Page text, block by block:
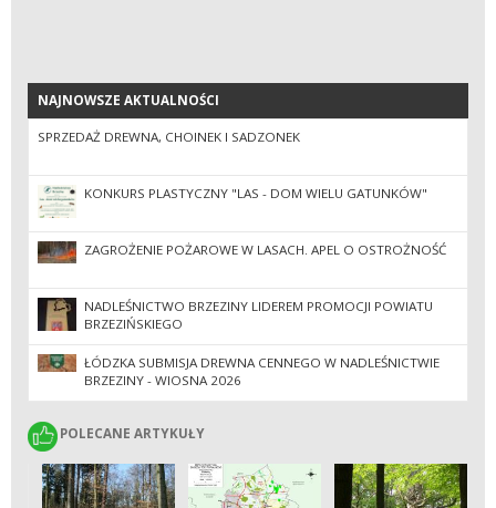
NAJNOWSZE AKTUALNOŚCI
NAJNOWSZE AKTUALNOŚCI
SPRZEDAŻ DREWNA, CHOINEK I SADZONEK
KONKURS PLASTYCZNY "LAS - DOM WIELU GATUNKÓW"
ZAGROŻENIE POŻAROWE W LASACH. APEL O OSTROŻNOŚĆ
NADLEŚNICTWO BRZEZINY LIDEREM PROMOCJI POWIATU
BRZEZIŃSKIEGO
ŁÓDZKA SUBMISJA DREWNA CENNEGO W NADLEŚNICTWIE
BRZEZINY - WIOSNA 2026
POLECANE ARTYKUŁY
POLECANE ARTYKUŁY